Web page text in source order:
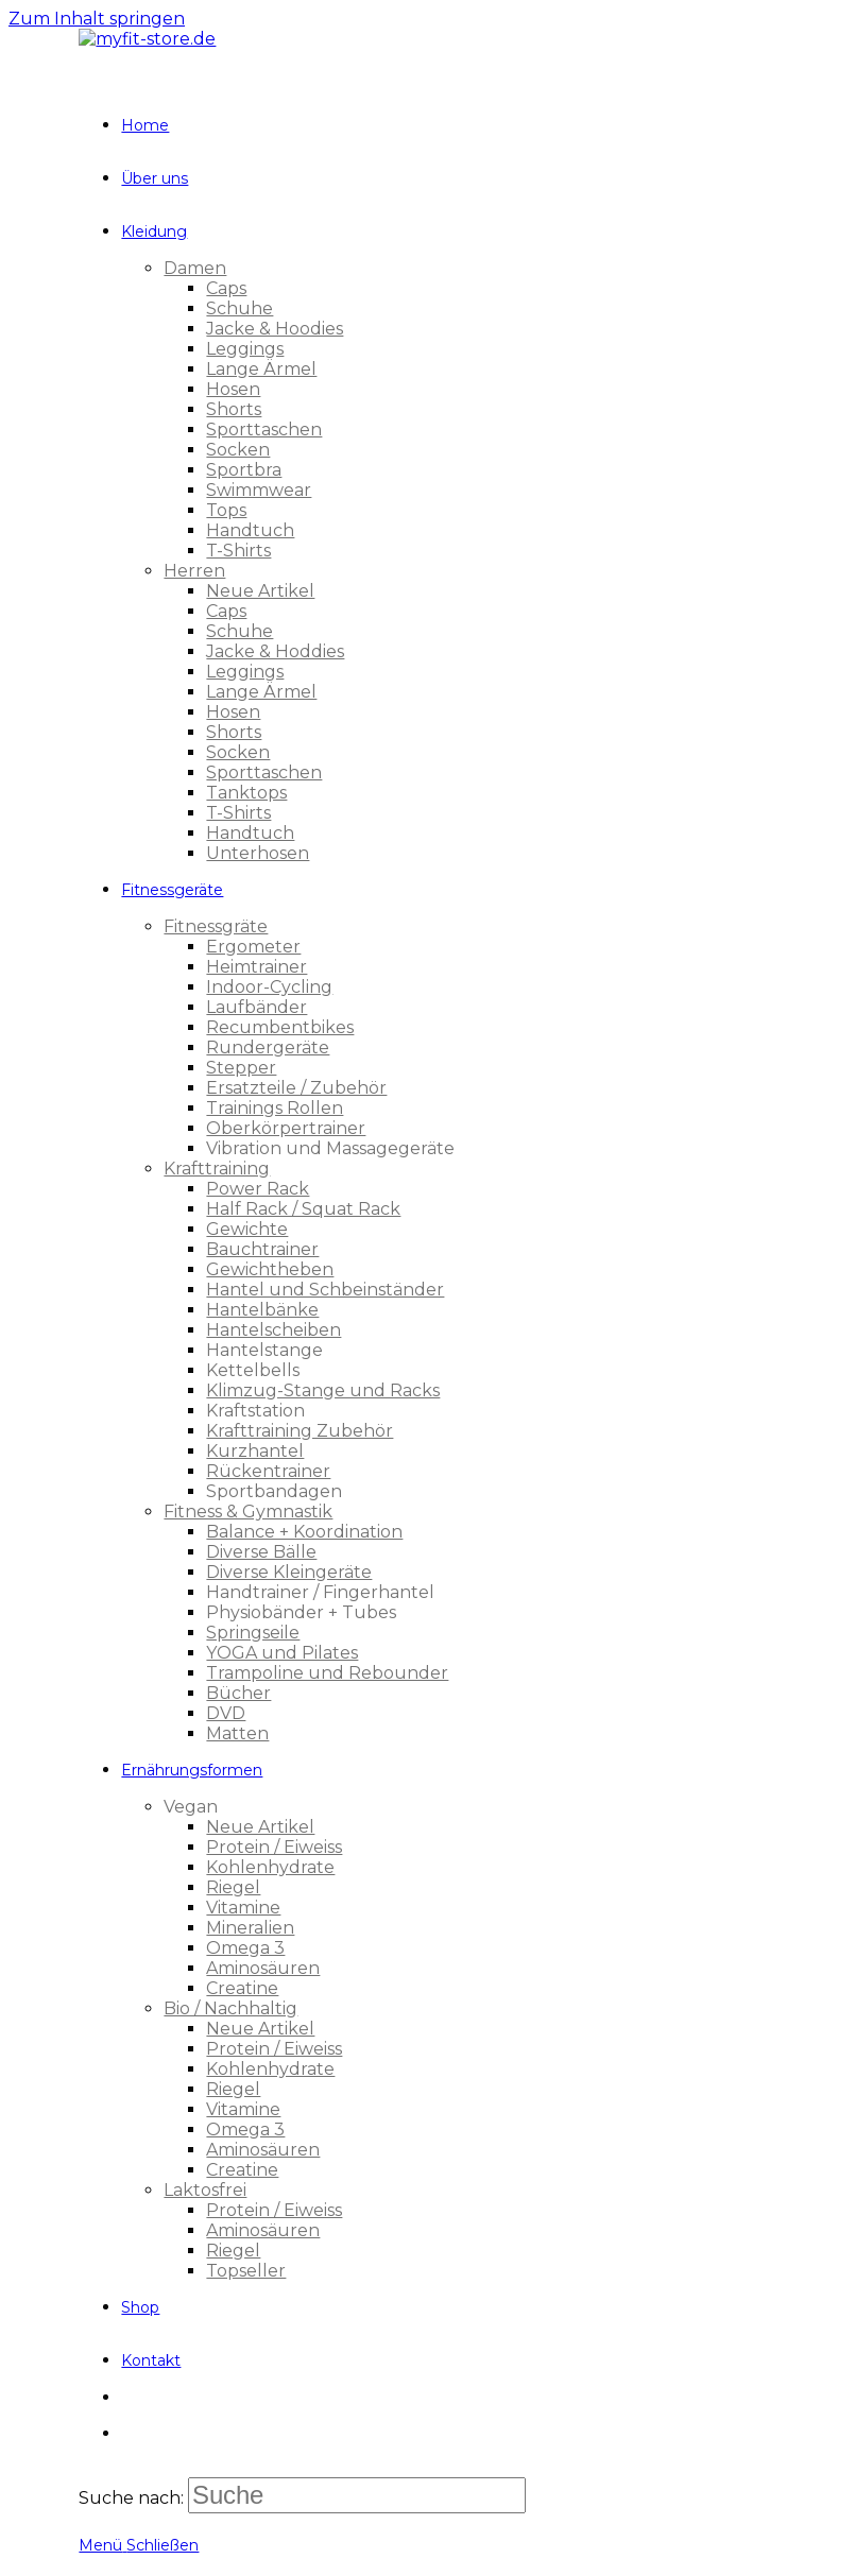
Zum Inhalt springen
Home
Über uns
Kleidung
Damen
Caps
Schuhe
Jacke & Hoodies
Leggings
Lange Ärmel
Hosen
Shorts
Sporttaschen
Socken
Sportbra
Swimmwear
Tops
Handtuch
T-Shirts
Herren
Neue Artikel
Caps
Schuhe
Jacke & Hoddies
Leggings
Lange Ärmel
Hosen
Shorts
Socken
Sporttaschen
Tanktops
T-Shirts
Handtuch
Unterhosen
Fitnessgeräte
Fitnessgräte
Ergometer
Heimtrainer
Indoor-Cycling
Laufbänder
Recumbentbikes
Rundergeräte
Stepper
Ersatzteile / Zubehör
Trainings Rollen
Oberkörpertrainer
Vibration und Massagegeräte
Krafttraining
Power Rack
Half Rack / Squat Rack
Gewichte
Bauchtrainer
Gewichtheben
Hantel und Schbeinständer
Hantelbänke
Hantelscheiben
Hantelstange
Kettelbells
Klimzug-Stange und Racks
Kraftstation
Krafttraining Zubehör
Kurzhantel
Rückentrainer
Sportbandagen
Fitness & Gymnastik
Balance + Koordination
Diverse Bälle
Diverse Kleingeräte
Handtrainer / Fingerhantel
Physiobänder + Tubes
Springseile
YOGA und Pilates
Trampoline und Rebounder
Bücher
DVD
Matten
Ernährungsformen
Vegan
Neue Artikel
Protein / Eiweiss
Kohlenhydrate
Riegel
Vitamine
Mineralien
Omega 3
Aminosäuren
Creatine
Bio / Nachhaltig
Neue Artikel
Protein / Eiweiss
Kohlenhydrate
Riegel
Vitamine
Omega 3
Aminosäuren
Creatine
Laktosfrei
Protein / Eiweiss
Aminosäuren
Riegel
Topseller
Shop
Kontakt
Suche nach:
Menü Schließen